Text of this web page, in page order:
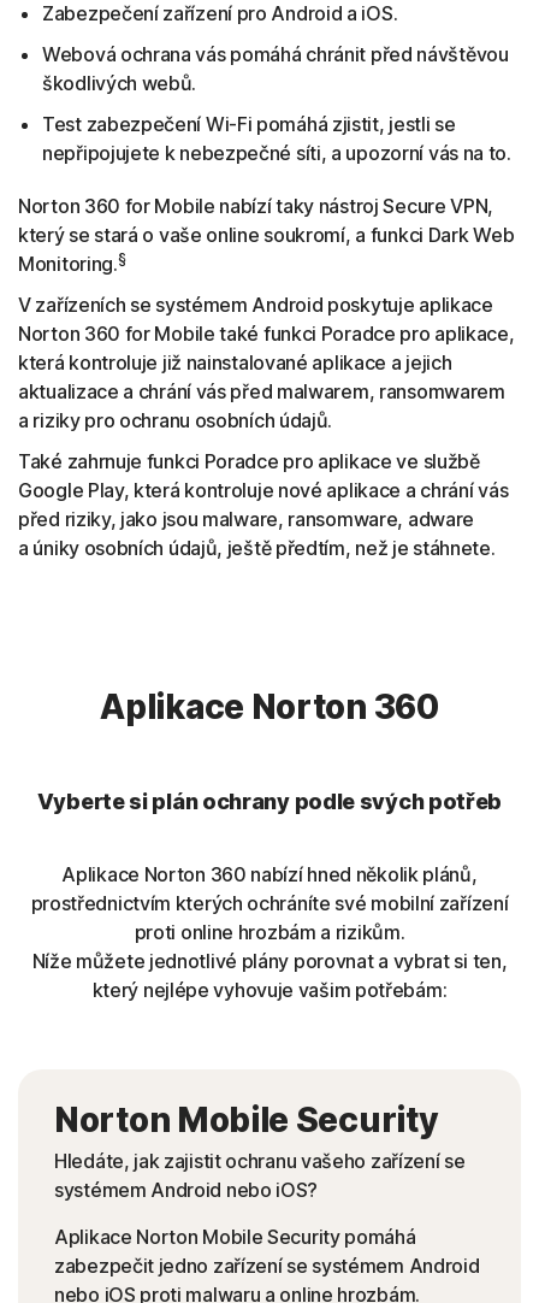
Zabezpečení zařízení pro Android a iOS.
Webová ochrana vás pomáhá chránit před návštěvou
škodlivých webů.
Test zabezpečení Wi-Fi pomáhá zjistit, jestli se
nepřipojujete k nebezpečné síti, a upozorní vás na to.
Norton 360 for Mobile nabízí taky nástroj Secure VPN,
který se stará o vaše online soukromí, a funkci Dark Web
Monitoring.§
V zařízeních se systémem Android poskytuje aplikace
Norton 360 for Mobile také funkci Poradce pro aplikace,
která kontroluje již nainstalované aplikace a jejich
aktualizace a chrání vás před malwarem, ransomwarem
a riziky pro ochranu osobních údajů.
Také zahrnuje funkci Poradce pro aplikace ve službě
Google Play, která kontroluje nové aplikace a chrání vás
před riziky, jako jsou malware, ransomware, adware
a úniky osobních údajů, ještě předtím, než je stáhnete.
Aplikace Norton 360
Vyberte si plán ochrany podle svých potřeb
Aplikace Norton 360 nabízí hned několik plánů,
prostřednictvím kterých ochráníte své mobilní zařízení
proti online hrozbám a rizikům.
Níže můžete jednotlivé plány porovnat a vybrat si ten,
který nejlépe vyhovuje vašim potřebám:
Norton Mobile Security
Hledáte, jak zajistit ochranu vašeho zařízení se
systémem Android nebo iOS?
Aplikace Norton Mobile Security pomáhá
zabezpečit jedno zařízení se systémem Android
nebo iOS proti malwaru a online hrozbám.